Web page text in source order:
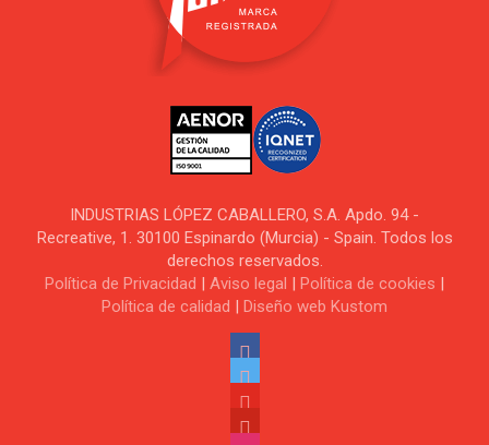
INDUSTRIAS LÓPEZ CABALLERO, S.A. Apdo. 94 -
Recreative, 1. 30100 Espinardo (Murcia) - Spain. Todos los
derechos reservados.
Política de Privacidad
Aviso legal Política de cookies
Política de calidad
Diseño web Kustom